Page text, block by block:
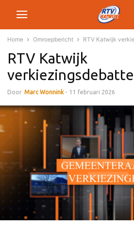
Home Omroepbericht RTV Katwijk
RTV Katwijk
Door Marc Wonnink - 11 februari 2026